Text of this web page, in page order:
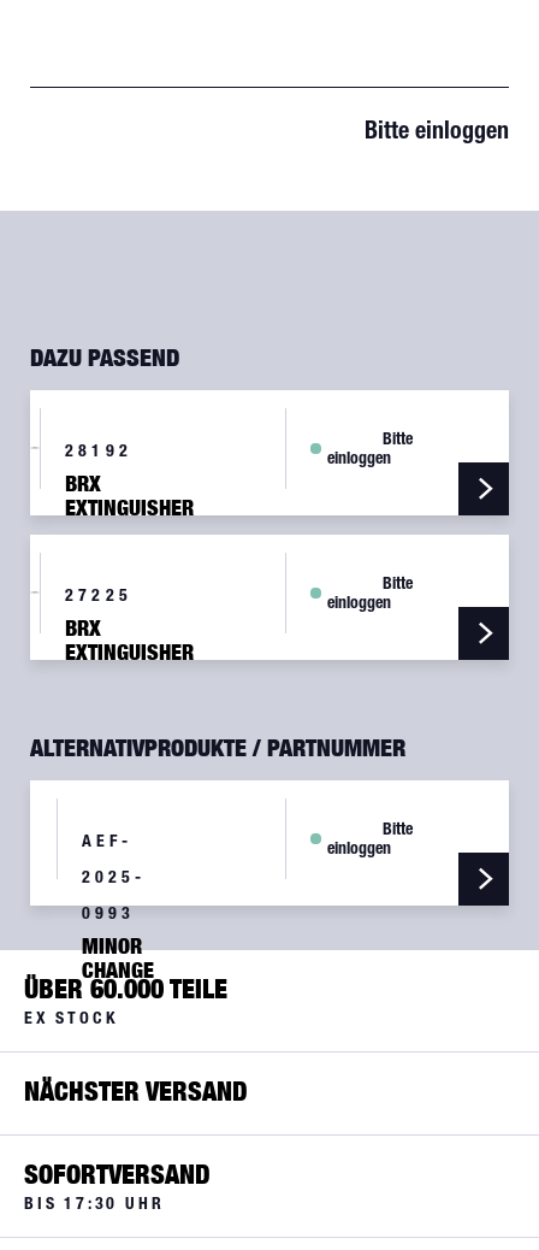
Bitte einloggen
DAZU PASSEND
28192
BRX
EXTINGUISHER
A337TS,1.79
Bitte
einloggen
27225
BRX
EXTINGUISHER
Bitte
einloggen
ALTERNATIVPRODUKTE / PARTNUMMER
AEF-
2025-
0993
MINOR
CHANGE
BRX
FIRE
FOR
BRX
FIRE
EXT.
A337TS
Bitte
einloggen
ÜBER 60.000 TEILE
EX STOCK
NÄCHSTER VERSAND
SOFORTVERSAND
BIS 17:30 UHR